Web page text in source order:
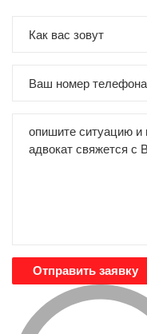
Отправить заявку